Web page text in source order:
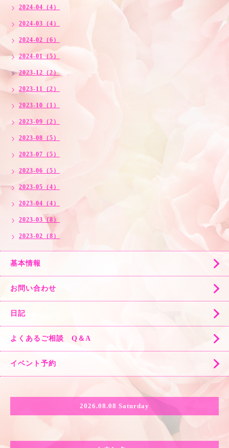
2024-04（4）
2024-03（4）
2024-02（6）
2024-01（5）
2023-12（2）
2023-11（2）
2023-10（1）
2023-09（2）
2023-08（5）
2023-07（5）
2023-06（5）
2023-05（4）
2023-04（4）
2023-03（8）
2023-02（8）
基本情報
お問い合わせ
日記
よくあるご相談 Q＆A
イベント予約
2026.08.08 Saturday